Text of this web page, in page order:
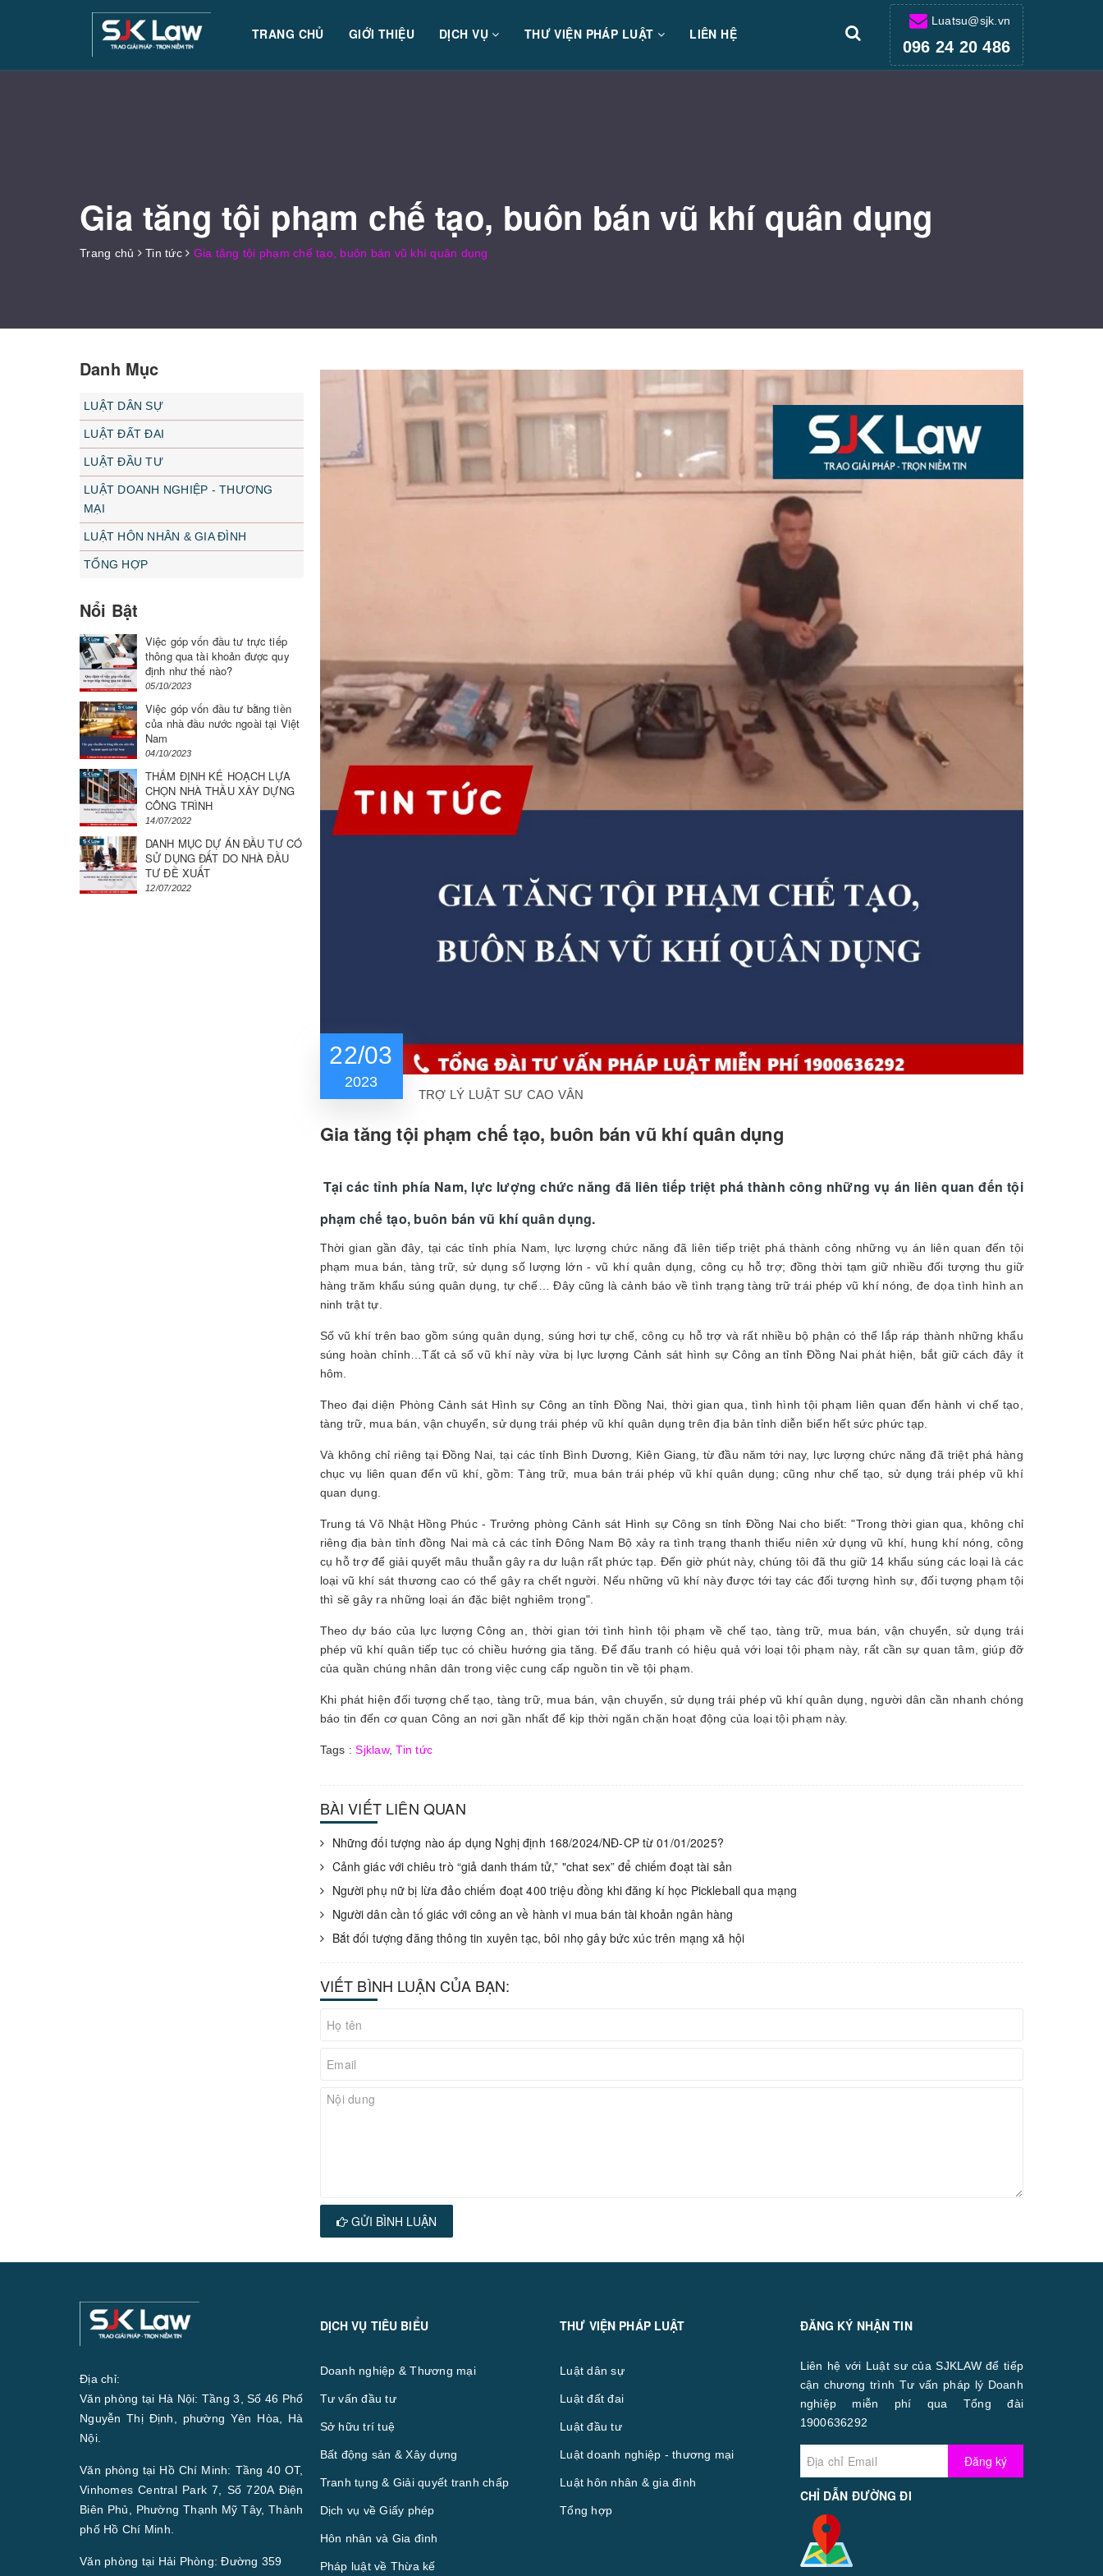
TRANG CHỦ GIỚI THIỆU DỊCH VỤ THƯ VIỆN PHÁP LUẬT LIÊN HỆ
Luatsu@sjk.vn
096 24 20 486
Gia tăng tội phạm chế tạo, buôn bán vũ khí quân dụng
Trang chủ Tin tức Gia tăng tội phạm chế tạo, buôn bán vũ khí quân dụng
22/03
2023
TRỢ LÝ LUẬT SƯ CAO VÂN
Gia tăng tội phạm chế tạo, buôn bán vũ khí quân dụng
Tại các tỉnh phía Nam, lực lượng chức năng đã liên tiếp triệt phá thành công những vụ án liên quan đến tội
phạm chế tạo, buôn bán vũ khí quân dụng.
Thời gian gần đây, tại các tỉnh phía Nam, lực lượng chức năng đã liên tiếp triệt phá thành công những vụ án liên quan đến tội
phạm mua bán, tàng trữ, sử dụng số lượng lớn - vũ khí quân dụng, công cụ hỗ trợ; đồng thời tạm giữ nhiều đối tượng thu giữ
hàng trăm khẩu súng quân dụng, tự chế… Đây cũng là cảnh báo về tình trạng tàng trữ trái phép vũ khí nóng, đe dọa tình hình an
ninh trật tự.
Số vũ khí trên bao gồm súng quân dụng, súng hơi tự chế, công cụ hỗ trợ và rất nhiều bộ phận có thể lắp ráp thành những khẩu
súng hoàn chỉnh…Tất cả số vũ khí này vừa bị lực lượng Cảnh sát hình sự Công an tỉnh Đồng Nai phát hiện, bắt giữ cách đây ít
hôm.
Theo đại diện Phòng Cảnh sát Hình sự Công an tỉnh Đồng Nai, thời gian qua, tình hình tội phạm liên quan đến hành vi chế tạo,
tàng trữ, mua bán, vận chuyển, sử dụng trái phép vũ khí quân dụng trên địa bản tỉnh diễn biến hết sức phức tạp.
Và không chỉ riêng tại Đồng Nai, tại các tỉnh Bình Dương, Kiên Giang, từ đầu năm tới nay, lực lượng chức năng đã triệt phá hàng
chục vụ liên quan đến vũ khí, gồm: Tàng trữ, mua bán trái phép vũ khí quân dụng; cũng như chế tạo, sử dụng trái phép vũ khí
quan dụng.
Trung tá Võ Nhật Hồng Phúc - Trưởng phòng Cảnh sát Hình sự Công sn tỉnh Đồng Nai cho biết: "Trong thời gian qua, không chỉ
riêng địa bàn tỉnh đồng Nai mà cả các tỉnh Đông Nam Bộ xảy ra tình trạng thanh thiếu niên xử dụng vũ khí, hung khí nóng, công
cụ hỗ trợ để giải quyết mâu thuẫn gây ra dư luận rất phức tạp. Đến giờ phút này, chúng tôi đã thu giữ 14 khẩu súng các loại là các
loại vũ khí sát thương cao có thể gây ra chết người. Nếu những vũ khí này được tới tay các đối tượng hình sự, đối tượng phạm tội
thì sẽ gây ra những loại án đặc biệt nghiêm trọng".
Theo dự báo của lực lượng Công an, thời gian tới tình hình tội phạm về chế tạo, tàng trữ, mua bán, vận chuyển, sử dụng trái
phép vũ khí quân tiếp tục có chiều hướng gia tăng. Để đấu tranh có hiệu quả với loại tội phạm này, rất cần sự quan tâm, giúp đỡ
của quần chúng nhân dân trong việc cung cấp nguồn tin về tội phạm.
Khi phát hiện đối tượng chế tạo, tàng trữ, mua bán, vận chuyển, sử dụng trái phép vũ khí quân dụng, người dân cần nhanh chóng
báo tin đến cơ quan Công an nơi gần nhất để kịp thời ngăn chặn hoạt động của loại tội phạm này.
Tags :Sjklaw,Tin tức
BÀI VIẾT LIÊN QUAN
Những đối tượng nào áp dụng Nghị định 168/2024/NĐ-CP từ 01/01/2025?
Cảnh giác với chiêu trò “giả danh thám tử,” "chat sex” để chiếm đoạt tài sản
Người phụ nữ bị lừa đảo chiếm đoạt 400 triệu đồng khi đăng kí học Pickleball qua mạng
Người dân cần tố giác với công an về hành vi mua bán tài khoản ngân hàng
Bắt đối tượng đăng thông tin xuyên tạc, bôi nhọ gây bức xúc trên mạng xã hội
VIẾT BÌNH LUẬN CỦA BẠN:
GỬI BÌNH LUẬN
Danh Mục
LUẬT DÂN SỰ
LUẬT ĐẤT ĐAI
LUẬT ĐẦU TƯ
LUẬT DOANH NGHIỆP - THƯƠNG
MẠI
LUẬT HÔN NHÂN & GIA ĐÌNH
TỔNG HỢP
Nổi Bật
Việc góp vốn đầu tư trực tiếp
thông qua tài khoản được quy
định như thế nào?
05/10/2023
Việc góp vốn đầu tư bằng tiền
của nhà đầu nước ngoài tại Việt
Nam
04/10/2023
THẨM ĐỊNH KẾ HOẠCH LỰA
CHỌN NHÀ THẦU XÂY DỰNG
CÔNG TRÌNH
14/07/2022
DANH MỤC DỰ ÁN ĐẦU TƯ CÓ
SỬ DỤNG ĐẤT DO NHÀ ĐẦU
TƯ ĐỀ XUẤT
12/07/2022
Địa chỉ:
Văn phòng tại Hà Nội: Tầng 3, Số 46 Phố
Nguyễn Thị Định, phường Yên Hòa, Hà
Nội.
Văn phòng tại Hồ Chí Minh: Tầng 40 OT,
Vinhomes Central Park 7, Số 720A Điện
Biên Phủ, Phường Thạnh Mỹ Tây, Thành
phố Hồ Chí Minh.
Văn phòng tại Hải Phòng: Đường 359
DỊCH VỤ TIÊU BIỂU
Doanh nghiệp & Thương mại
Tư vấn đầu tư
Sở hữu trí tuệ
Bất động sản & Xây dựng
Tranh tụng & Giải quyết tranh chấp
Dịch vụ về Giấy phép
Hôn nhân và Gia đình
Pháp luật về Thừa kế
THƯ VIỆN PHÁP LUẬT
Luật dân sự
Luật đất đai
Luật đầu tư
Luật doanh nghiệp - thương mại
Luật hôn nhân & gia đình
Tổng hợp
ĐĂNG KÝ NHẬN TIN
Liên hệ với Luật sư của SJKLAW để tiếp
cận chương trình Tư vấn pháp lý Doanh
nghiệp miễn phí qua Tổng đài
1900636292
Đăng ký
CHỈ DẪN ĐƯỜNG ĐI